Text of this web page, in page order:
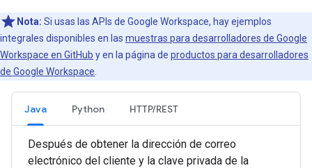
Nota: Si usas las APIs de Google Workspace, hay ejemplos
integrales disponibles en las muestras para desarrolladores de Google
Workspace en GitHub y en la página de productos para desarrolladores
de Google Workspace
Java Python HTTP/REST
Después de obtener la dirección de correo
electrónico del cliente y la clave privada de la